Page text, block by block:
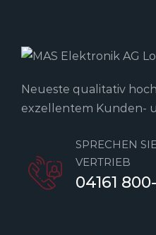
Neueste qualitativ
exzellentem Kunden-
SPRECHEN
VERTRIEB
04161